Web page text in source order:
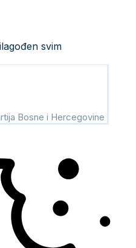
svim
Bosne i Hercegovine